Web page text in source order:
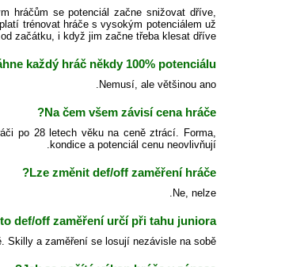
hráčům se potenciál začne snižovat dříve,
trénovat hráče s vysokým potenciálem už
od začátku, i když jim začne třeba klesat dříve.
každý hráč někdy 100% potenciálu?
Nemusí, ale většinou ano.
Na čem všem závisí cena hráče?
po 28 letech věku na ceně ztrácí. Forma,
kondice a potenciál cenu neovlivňují.
Lze změnit def/off zaměření hráče?
Ne, nelze.
def/off zaměření určí při tahu juniora?
Skilly a zaměření se losují nezávisle na sobě.